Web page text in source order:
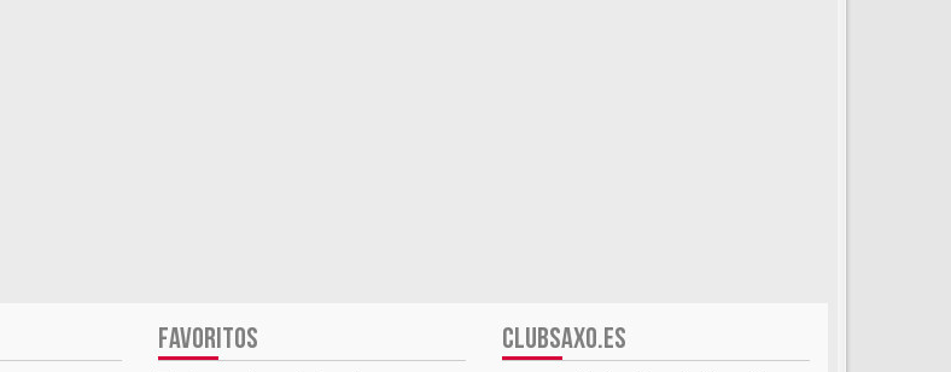
FAVORITOS CLUBSAXO.ES